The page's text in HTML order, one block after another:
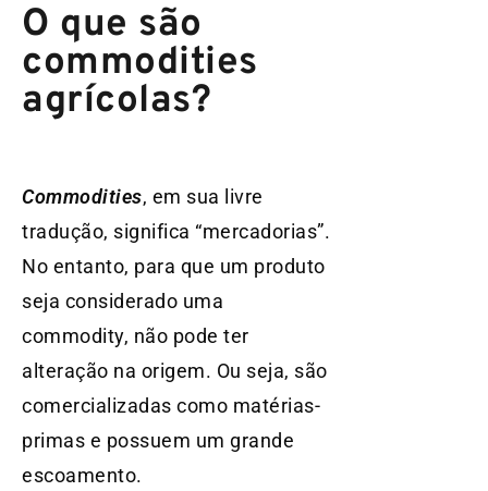
O que são
commodities
agrícolas?
Commodities, em sua livre
tradução, significa “mercadorias”.
No entanto, para que um produto
seja considerado uma
commodity, não pode ter
alteração na origem. Ou seja, são
comercializadas como matérias-
primas e possuem um grande
escoamento.